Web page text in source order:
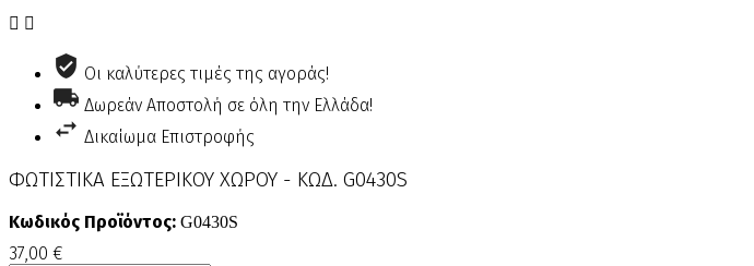
 
Οι καλύτερες τιμές της αγοράς!
Δωρεάν Αποστολή σε όλη την Ελλάδα!
Δικαίωμα Επιστροφής
ΦΩΤΙΣΤΙΚΑ ΕΞΩΤΕΡΙΚΟΥ ΧΩΡΟΥ - ΚΩΔ. G0430S
Κωδικός Προϊόντος: G0430S
37,00 €